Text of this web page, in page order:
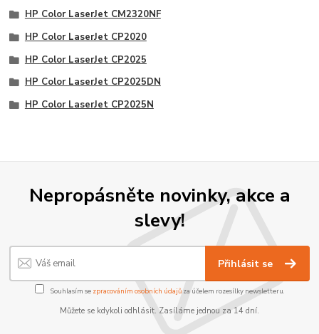
HP Color LaserJet CM2320NF
HP Color LaserJet CP2020
HP Color LaserJet CP2025
HP Color LaserJet CP2025DN
HP Color LaserJet CP2025N
Nepropásněte novinky, akce a
slevy!
Přihlásit se
Souhlasím se zpracováním osobních údajůza účelem rozesílky newsletteru.
Můžete se kdykoli odhlásit. Zasíláme jednou za 14 dní.